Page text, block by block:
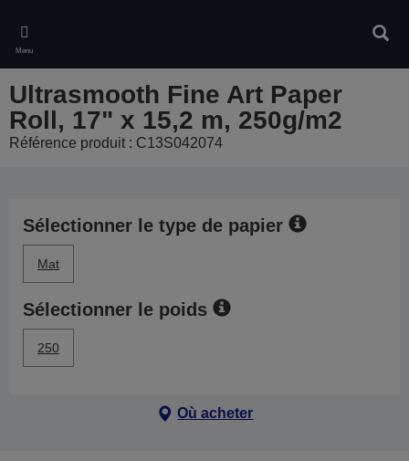
main
content
Menu
Ultrasmooth Fine Art Paper
Roll, 17" x 15,2 m, 250g/m2
Référence produit : C13S042074
Sélectionner le type de papier
Mat
Sélectionner le poids
250
Où acheter